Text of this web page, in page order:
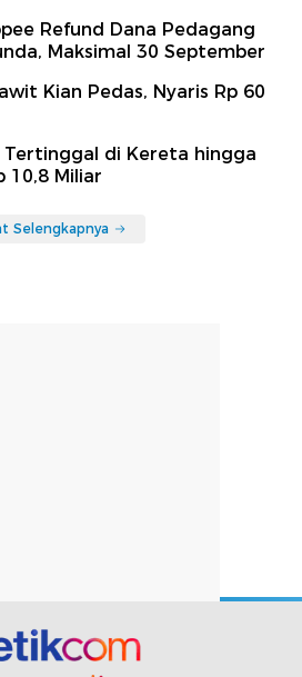
Refund Dana Pedagang
Maksimal 30 September
Kian Pedas, Nyaris Rp 60
Tertinggal di Kereta hingga
10,8 Miliar
Selengkapnya